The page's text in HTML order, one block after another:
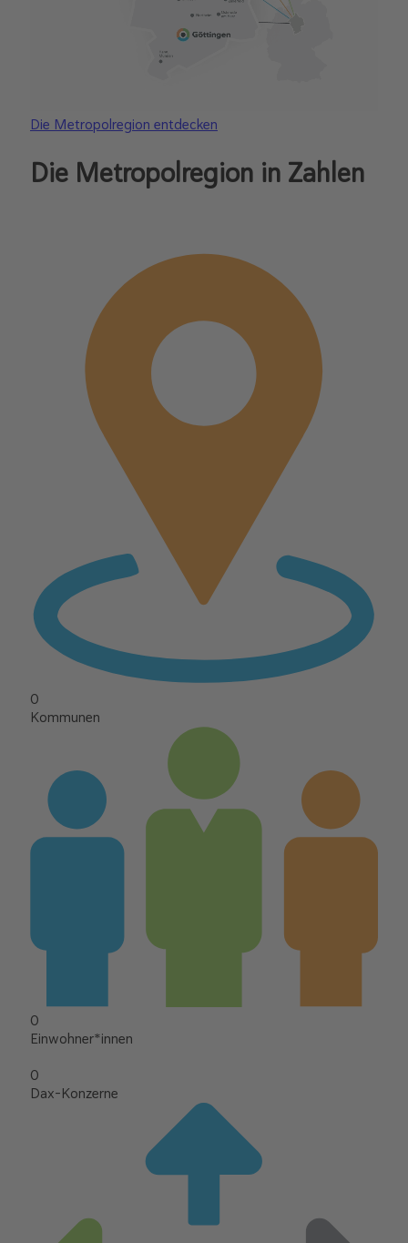
Die Metropolregion entdecken
Die Metropolregion in Zahlen
0
Kommunen
0
Einwohner*innen
0
Dax-Konzerne